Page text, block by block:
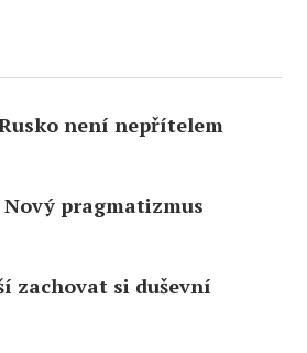
není nepřítelem
pragmatizmus
zachovat si duševní